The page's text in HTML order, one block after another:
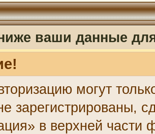
ваши данные
могут
зарегистрированы,
в верхней части